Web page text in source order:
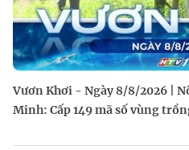
Vươn Khơi - Ngày 8/8/2026 |
Minh: Cấp 149 mã số vùng